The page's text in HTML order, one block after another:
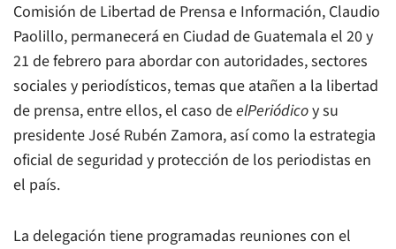
Comisión de Libertad de Prensa e Información, Claudio
Paolillo, permanecerá en Ciudad de Guatemala el 20 y
21 de febrero para abordar con autoridades, sectores
sociales y periodísticos, temas que atañen a la libertad
de prensa, entre ellos, el caso deelPeriódicoy su
presidente José Rubén Zamora, así como la estrategia
oficial de seguridad y protección de los periodistas en
el país.
La delegación tiene programadas reuniones con el